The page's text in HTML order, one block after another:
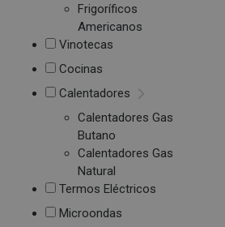
Frigoríficos
Americanos
Vinotecas
Cocinas
Calentadores
Calentadores Gas
Butano
Calentadores Gas
Natural
Termos Eléctricos
Microondas